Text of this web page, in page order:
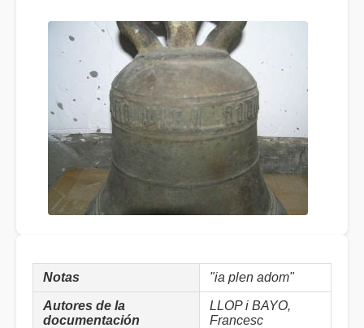
Notas "ia plen adom"
Autores de la
documentación
LLOP i BAYO,
Francesc